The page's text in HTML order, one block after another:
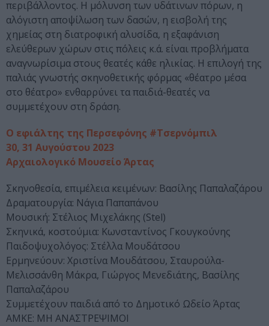
περιβάλλοντος. Η μόλυνση των υδάτινων πόρων, η
αλόγιστη αποψίλωση των δασών, η εισβολή της
χημείας στη διατροφική αλυσίδα, η εξαφάνιση
ελεύθερων χώρων στις πόλεις κ.ά. είναι προβλήματα
αναγνωρίσιμα στους θεατές κάθε ηλικίας. Η επιλογή της
παλιάς γνωστής σκηνοθετικής φόρμας «θέατρο μέσα
στο θέατρο» ενθαρρύνει τα παιδιά-θεατές να
συμμετέχουν στη δράση.
Ο εφιάλτης της Περσεφόνης #Τσερνόμπιλ
30, 31 Αυγούστου 2023
Αρχαιολογικό Μουσείο Άρτας
Σκηνοθεσία, επιμέλεια κειμένων: Βασίλης Παπαλαζάρου
Δραματουργία: Νάγια Παπαπάνου
Μουσική: Στέλιος Μιχελάκης (Stel)
Σκηνικά, κοστούμια: Κωνσταντίνος Γκουγκούνης
Παιδοψυχολόγος: Στέλλα Μουδάτσου
Ερμηνεύουν: Χριστίνα Μουδάτσου, Σταυρούλα-
Μελισσάνθη Μάκρα, Γιώργος Μενεδιάτης, Βασίλης
Παπαλαζάρου
Συμμετέχουν παιδιά από το Δημοτικό Ωδείο Άρτας
ΑΜΚΕ: ΜΗ ΑΝΑΣΤΡΕΨΙΜΟΙ